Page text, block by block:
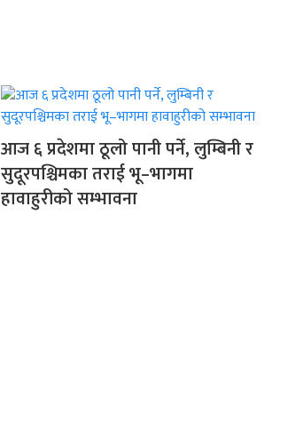
आज ६ प्रदेशमा ठूलो पानी पर्ने, लुम्बिनी र
सुदूरपश्चिमका तराई भू–भागमा
हावाहुरीको सम्भावना